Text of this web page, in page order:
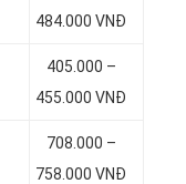
484.000 VNĐ
405.000 –
455.000 VNĐ
708.000 –
758.000 VNĐ